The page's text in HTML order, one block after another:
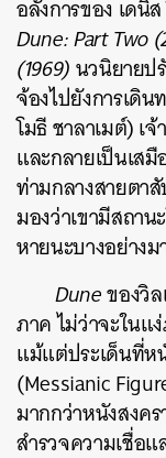
อลังการของ เดนิ
Dune: Part Two
(1969)นวนิยายป
จ้องไปยังการเดิ
โมธี ชาลาเมต์) เ
และกลายเป็นเส
ท่ามกลางสายตา
มองว่าเขามีสถาน
หายนะบางอย่าง
Duneของวิ
ภาค ไม่ว่าจะในแ
แม้แต่ประเด็นที่ห
(Messianic
มากกว่าหนังสงค
สำรวจความเชื่อ